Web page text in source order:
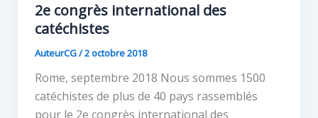
2e congrès international des
catéchistes
AuteurCG/2 octobre 2018
Rome, septembre 2018 Nous sommes 1500
catéchistes de plus de 40 pays rassemblés
pour le 2e congrès international des